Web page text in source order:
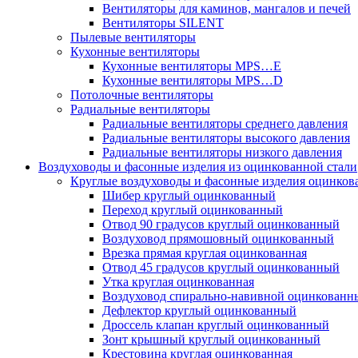
Вентиляторы для каминов, мангалов и печей
Вентиляторы SILENT
Пылевые вентиляторы
Кухонные вентиляторы
Кухонные вентиляторы MPS…E
Кухонные вентиляторы MPS…D
Потолочные вентиляторы
Радиальные вентиляторы
Радиальные вентиляторы среднего давления
Радиальные вентиляторы высокого давления
Радиальные вентиляторы низкого давления
Воздуховоды и фасонные изделия из оцинкованной стали
Круглые воздуховоды и фасонные изделия
Шибер круглый оцинкованный
Переход круглый оцинкованный
Отвод 90 градусов круглый оцинкованный
Воздуховод прямошовный оцинкованный
Врезка прямая круглая оцинкованная
Отвод 45 градусов круглый оцинкованный
Утка круглая оцинкованная
Воздуховод спирально-навивной
Дефлектор круглый оцинкованный
Дроссель клапан круглый оцинкованный
Зонт крышный круглый оцинкованный
Крестовина круглая оцинкованная